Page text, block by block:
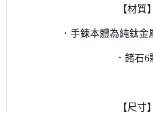
【材質】
．手鍊本體為純鈦金
．鍺石6
【尺寸】